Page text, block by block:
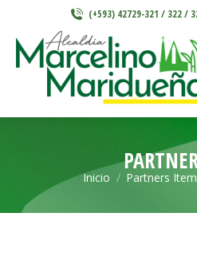
(+593) 42729-321 / 322 /
Estás aquí:
Inicio Partners Item